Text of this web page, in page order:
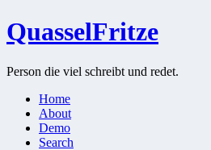
QuasselFritze
Person die viel schreibt und redet.
Home
About
Demo
Search